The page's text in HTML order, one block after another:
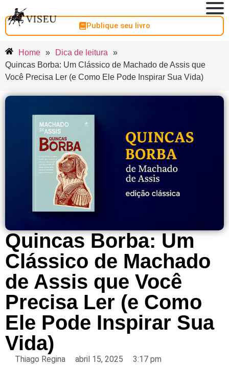
Publique seu livro
Home » Dica de leitura
»
Quincas Borba: Um Clássico de Machado de Assis que
Você Precisa Ler (e Como Ele Pode Inspirar Sua Vida)
Quincas Borba: Um
Clássico de Machado
de Assis que Você
Precisa Ler (e Como
Ele Pode Inspirar Sua
Vida)
Thiago Regina abril 15, 2025 3:17 pm